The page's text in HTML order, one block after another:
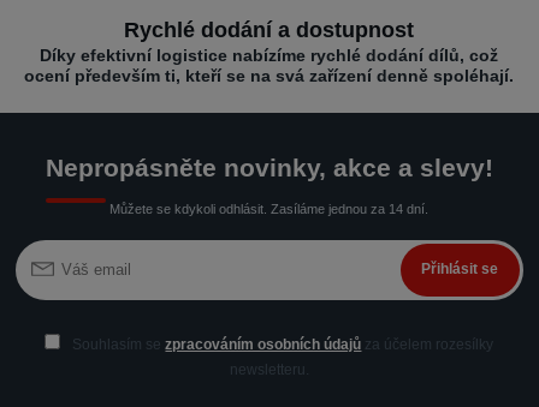
Rychlé dodání a dostupnost
Díky efektivní logistice nabízíme rychlé dodání dílů, což
ocení především ti, kteří se na svá zařízení denně spoléhají.
Nepropásněte novinky, akce a slevy!
Můžete se kdykoli odhlásit. Zasíláme jednou za 14 dní.
Přihlásit se
Souhlasím sezpracováním osobních údajů za účelem rozesílky
newsletteru.